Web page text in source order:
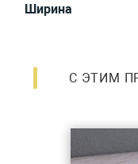
Ширина
С ЭТИМ